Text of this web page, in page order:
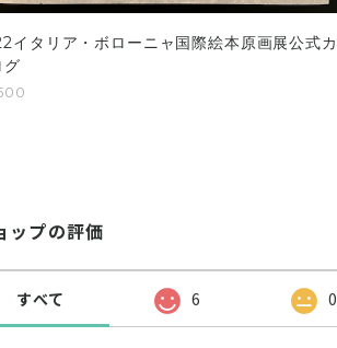
イタリア・ボローニャ国際絵本原画展公式カ
グ
ップの評価
すべて 6 0